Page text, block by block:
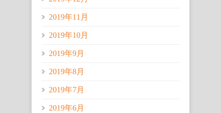
2019年11月
2019年10月
2019年9月
2019年8月
2019年7月
2019年6月